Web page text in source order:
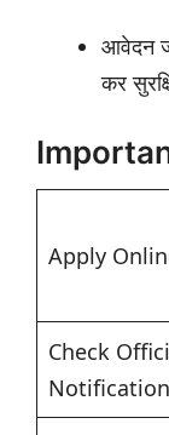
आवेदन
कर
Apply
Check
Notification